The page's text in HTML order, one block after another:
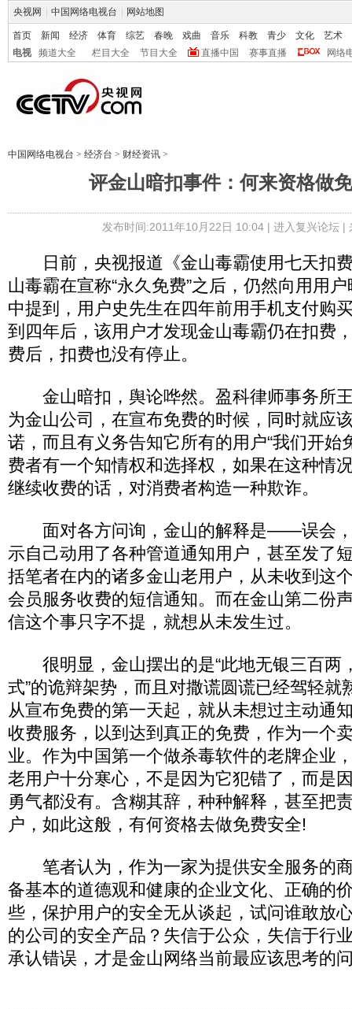
央视网 中国网络电视台 网站地图
首页 新闻 经济 体育 综艺 春晚 戏曲 音乐 科教 青少 文化
艺术
电视
频道大全 栏目大全 节目大全 直播中国 赛事直播 网络
中国网络电视台 > 经济台 > 财经资讯 >
评金山暗扣事件：何来资格做
发布时间:2011年10月22日 10:04 | 进入复兴论坛|
日前，央视报道《金山毒霸使用七天扣
山毒霸在宣称“永久免费”之后，仍然向用用
中提到，用户史先生在四年前用手机支付购
到四年后，该用户才发现金山毒霸仍在扣费
费后，扣费也没有停止。
金山暗扣，舆论哗然。盈科律师事务所
为金山公司，在宣布免费的时候，同时就应
诺，而且有义务告知它所有的用户“我们开始
费者有一个知情权和选择权，如果在这种情
继续收费的话，对消费者构造一种欺诈。
面对各方问询，金山的解释是——误会，
示自己动用了各种管道通知用户，甚至发了
括笔者在内的诸多金山老用户，从未收到这
会员服务收费的短信通知。而在金山第二份
信这个事只字不提，就想从未发生过。
很明显，金山摆出的是“此地无银三百两
式”的诡辩架势，而且对撒谎圆谎已经驾轻就
从宣布免费的第一天起，就从未想过主动通
收费服务，以到达到真正的免费，作为一个
业。作为中国第一个做杀毒软件的老牌企业
老用户十分寒心，不是因为它犯错了，而是
勇气都没有。含糊其辞，种种解释，甚至把
户，如此这般，有何资格去做免费安全!
笔者认为，作为一家为提供安全服务的
备基本的道德观和健康的企业文化、正确的
些，保护用户的安全无从谈起，试问谁敢放
的公司的安全产品？失信于公众，失信于行
承认错误，才是金山网络当前最应该思考的